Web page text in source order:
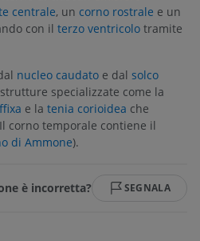
centrale, un corno rostrale e un
con il terzo ventricolo tramite
nucleo caudato e dal solco
specializzate come la
e la tenia corioidea che
corno temporale contiene il
di Ammone).
è incorretta? SEGNALA